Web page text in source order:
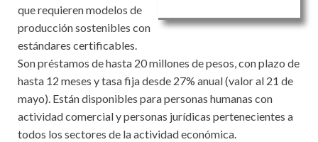
que requieren modelos de
producción sostenibles con
estándares certificables.
Son préstamos de hasta 20 millones de pesos, con plazo de
hasta 12 meses y tasa fija desde 27% anual (valor al 21 de
mayo). Están disponibles para personas humanas con
actividad comercial y personas jurídicas pertenecientes a
todos los sectores de la actividad económica.